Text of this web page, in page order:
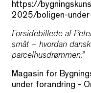
https://
2025/boligen-
Forsidebillede af
småt – hvordan
parcelhusdrømmen.”
Magasin for
under forandring -